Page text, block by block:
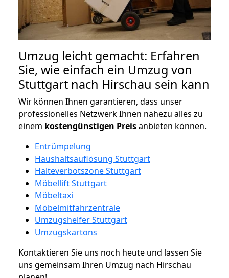
Umzug leicht gemacht: Erfahren
Sie, wie einfach ein Umzug von
Stuttgart nach Hirschau sein kann
Wir können Ihnen garantieren, dass unser
professionelles Netzwerk Ihnen nahezu alles zu
einem kostengünstigen Preisanbieten können.
Entrümpelung
Haushaltsauflösung Stuttgart
Halteverbotszone Stuttgart
Möbellift Stuttgart
Möbeltaxi
Möbelmitfahrzentrale
Umzugshelfer Stuttgart
Umzugskartons
Kontaktieren Sie uns noch heute und lassen Sie
uns gemeinsam Ihren Umzug nach Hirschau